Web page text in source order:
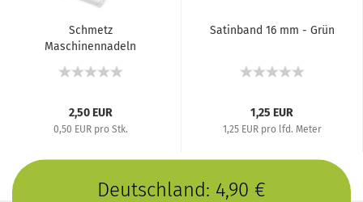
Schmetz
Maschinennadeln
2,50 EUR
0,50 EUR pro Stk.
Satinband 16 mm - Grün
1,25 EUR
1,25 EUR pro lfd. Meter
Deutschland: 4,90 €